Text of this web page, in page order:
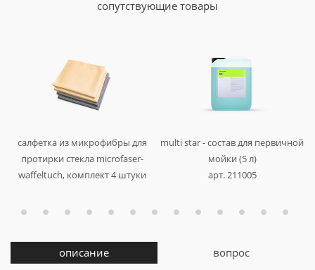
сопутствующие товары
салфетка из микрофибры для
протирки стекла microfaser-
waffeltuch, комплект 4 штуки
multi star - состав для первичной
мойки (5 л)
арт. 211005
описание вопрос